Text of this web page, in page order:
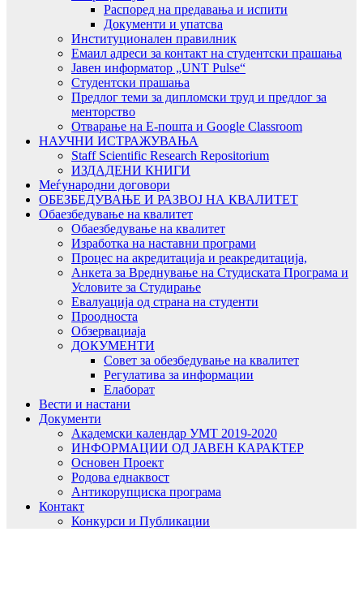
Распоред на предавањa и испити
Документи и упатсва
Институционален правилник
Емаил адреси за контакт на студентски прашања
Јавен информатор „UNT Pulse“
Студентски прашања
Предлог теми за дипломски труд и предлог за
менторство
Отварање на Е-пошта и Google Classroom
НАУЧНИ ИСТРАЖУВАЊА
Staff Scientific Research Repositorium
ИЗДАДЕНИ КНИГИ
Меѓународни договори
ОБЕЗБЕДУВАЊЕ И РАЗВОЈ НА КВАЛИТЕТ
Обаезбедување на квалитет
Обаезбедување на квалитет
Изработка на наставни програми
Процес на акредитација и реакредитација,
Анкета за Вреднување на Студиската Програма и
Условите за Студирање
Евалуација од страна на студенти
Проодноста
Обзервациаја
ДОКУМЕНТИ
Совет за обезбедување на квалитет
Регулатива за информации
Елаборат
Вести и настани
Документи
Академски календар УМТ 2019-2020
ИНФОРМАЦИИ ОД ЈАВЕН КАРАКТЕР
Основен Проект
Родова еднаквост
Антикорупциска програма
Контакт
Конкурси и Публикации